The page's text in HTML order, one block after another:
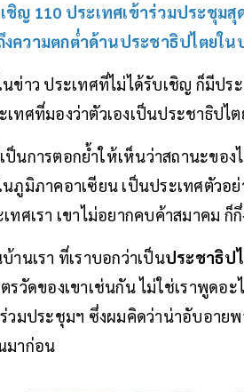
ญ 110 ประเทศเข้าร่วมประชุมสุ
งความตกต่ำด้านประชาธิปไตยใน
ข่าว ประเทศที่ไม่ได้รับเชิญ ก็มีป
ทศที่มองว่าตัวเองเป็นประชาธิป
ป็นการตอกย้ำให้เห็นว่าสถานะขอ
ภูมิภาคอาเซียน เป็นประเทศตัวอ
ทศเรา เขาไม่อยากคบค้าสมาคม ก็
านเรา ที่เราบอกว่าเป็นประชาธิป
รวัดของเขาเช่นกัน ไม่ใช่เราพูดอ
วมประชุมฯ ซึ่งผมคิดว่าน่าอับอาย
มาก่อน